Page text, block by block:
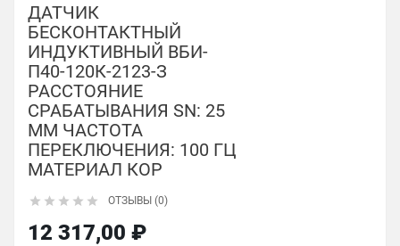
ДАТЧИК
БЕСКОНТАКТНЫЙ
ИНДУКТИВНЫЙ ВБИ-
П40-120К-2123-З
РАССТОЯНИЕ
СРАБАТЫВАНИЯ SN: 25
ММ ЧАСТОТА
ПЕРЕКЛЮЧЕНИЯ: 100 ГЦ
МАТЕРИАЛ КОР
     ОТЗЫВЫ (0)
12 317,00 ₽